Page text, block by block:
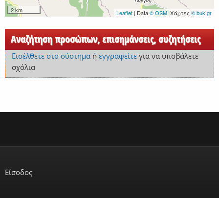
2 km Leaflet | Data© OSM, Χάρτες © buk.gr
Αναζήτηση προσώπων, επισημάνσεις, συζητήσεις
Εισέλθετε στο σύστημαή εγγραφείτεγια να υποβάλετε
σχόλια
Είσοδος